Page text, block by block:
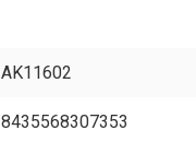
AK11602
8435568307353